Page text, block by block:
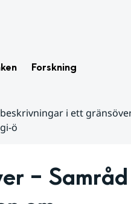
Forskning
i ett
ö
–